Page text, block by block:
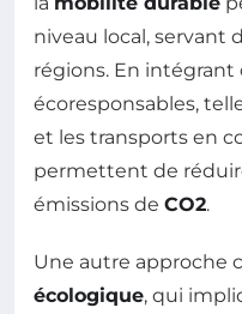
niveau local, servant
régions. En
écoresponsables,
et les transports en
permettent de
émissions de CO2.
Une autre approche
écologique, qui